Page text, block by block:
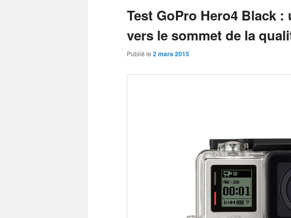
Test GoPro Hero4 Black :
vers le sommet de la
Publié le 2 mars 2015